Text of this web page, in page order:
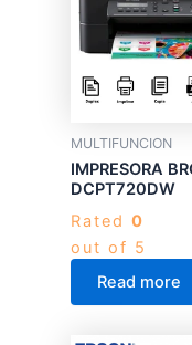
MULTIFUNCION
IMPRESORA
DCPT720DW
Rated 0
out of 5
Read more